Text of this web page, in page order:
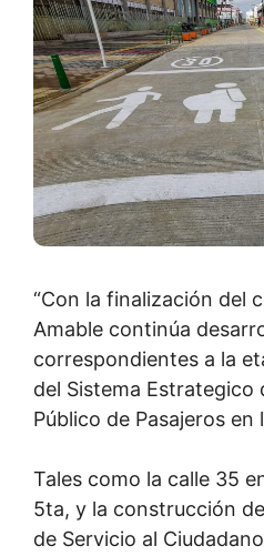
“Con la finalización del
Amable continúa
correspondientes a la
del Sistema Estrategico
Público de Pasajeros en
Tales como la calle 35
5ta, y la construcción
de Servicio al